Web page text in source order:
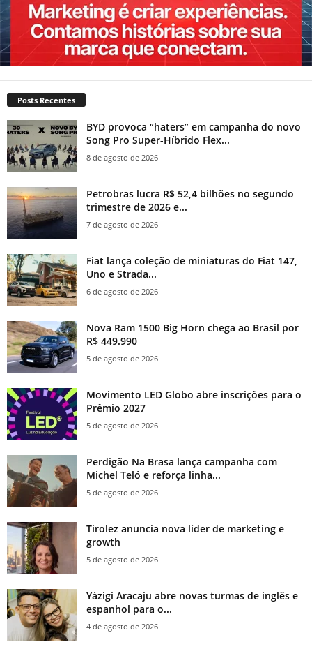
Posts Recentes
BYD provoca “haters” em campanha do novo
Song Pro Super-Híbrido Flex...
8 de agosto de 2026
Petrobras lucra R$ 52,4 bilhões no segundo
trimestre de 2026 e...
7 de agosto de 2026
Fiat lança coleção de miniaturas do Fiat 147,
Uno e Strada...
6 de agosto de 2026
Nova Ram 1500 Big Horn chega ao Brasil por
R$ 449.990
5 de agosto de 2026
Movimento LED Globo abre inscrições para o
Prêmio 2027
5 de agosto de 2026
Perdigão Na Brasa lança campanha com
Michel Teló e reforça linha...
5 de agosto de 2026
Tirolez anuncia nova líder de marketing e
growth
5 de agosto de 2026
Yázigi Aracaju abre novas turmas de inglês e
espanhol para o...
4 de agosto de 2026